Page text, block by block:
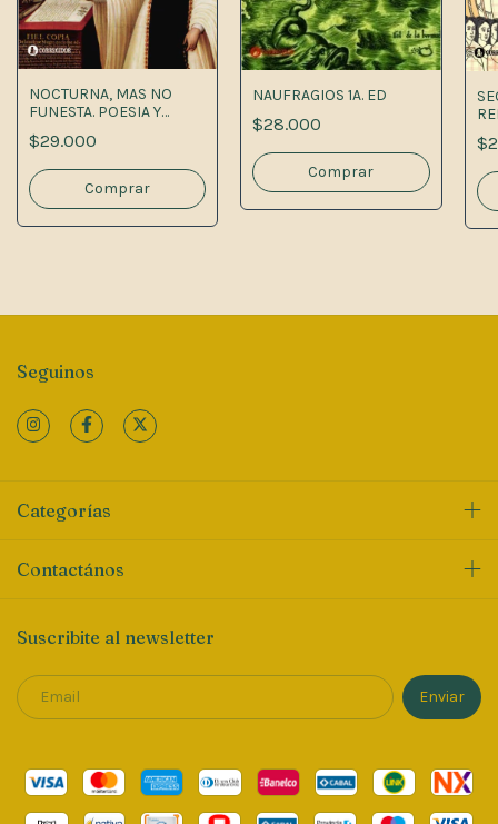
NOCTURNA, MAS NO
FUNESTA. POESIA Y
CARTAS 1A.ED
$29.000
NAUFRAGIOS 1A. ED
$28.000
Seguinos
Categorías
Contactános
Suscribite al newsletter